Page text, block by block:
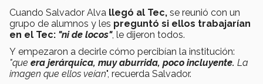
Cuando Salvador Alva llegó al Tec, se reunió con un
grupo de alumnos y les preguntó si ellos trabajarían
en el Tec: "ni de locos", le dijeron todos.
Y empezaron a decirle cómo percibían la institución:
"que era jerárquica, muy aburrida, poco incluyente. La
imagen que ellos veían", recuerda Salvador.